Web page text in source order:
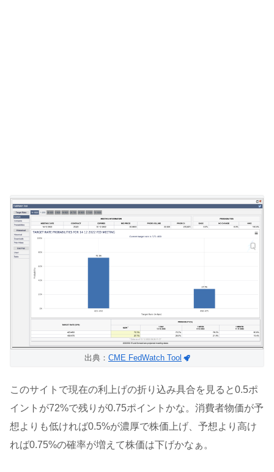
出典： CME FedWatch Tool
このサイトで現在の利上げの折り込み具合を見ると0.5ポ
イントが72%で残りが0.75ポイントかな。消費者物価が予
想よりも低ければ0.5%が濃厚で株価上げ、予想より高け
れば0.75%の確率が増えて株価は下げかなぁ。